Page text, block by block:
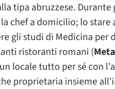
tipa abruzzese. Durante
chef a domicilio; lo
gli studi di Medicina per
ristoranti romani (
locale tutto per sé con
proprietaria insieme